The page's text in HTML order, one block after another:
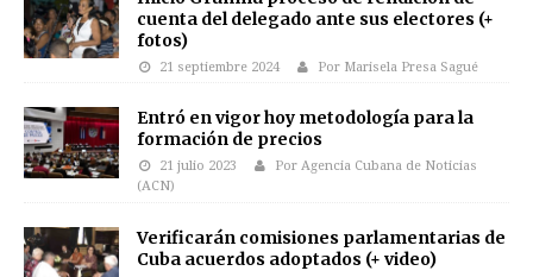
cuenta del delegado ante sus electores (+
fotos)
21 septiembre 2024 Por Marisela Presa Sagué
Entró en vigor hoy metodología para la
formación de precios
21 julio 2023
Por Agencia Cubana de Noticias
(ACN)
Verificarán comisiones parlamentarias de
Cuba acuerdos adoptados (+ video)